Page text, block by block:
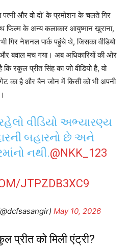
और वो दो’ के प्रमोशन के चलते गिर
फिल्म के अन्य कलाकार आयुष्मान खुराना,
गिर नेशनल पार्क पहुंचे थे, जिसका वीडियो
और बवाल मच गया। अब अधिकारियों की ओर
रकुल प्रीत सिंह का जो वीडियो है, वो
गेट का है और बैन जोन में किसी को भी अपनी
વીડિયો અભ્યારણ્ય
બહારનો છે અને
નથી.@NKK_123
JTPZDB3XC9
May 10, 2026
प्रीत को मिली एंट्री?